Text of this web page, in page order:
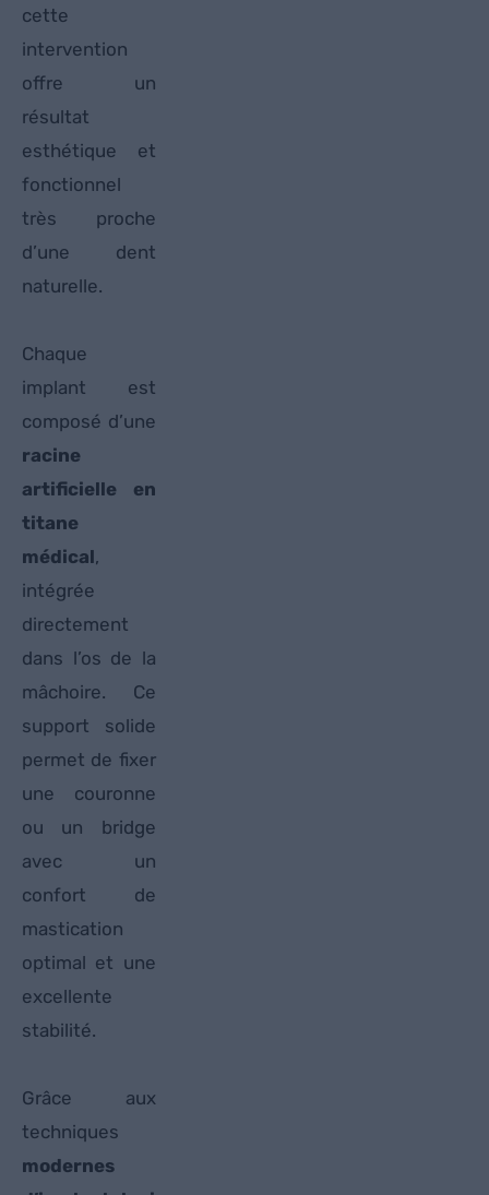
cette
intervention
offre un
résultat
esthétique et
fonctionnel
très proche
d’une dent
naturelle.
Chaque
implant est
composé d’une
racine
artificielle en
titane
médical,
intégrée
directement
dans l’os de la
mâchoire. Ce
support solide
permet de fixer
une couronne
ou un bridge
avec un
confort de
mastication
optimal et une
excellente
stabilité.
Grâce aux
techniques
modernes